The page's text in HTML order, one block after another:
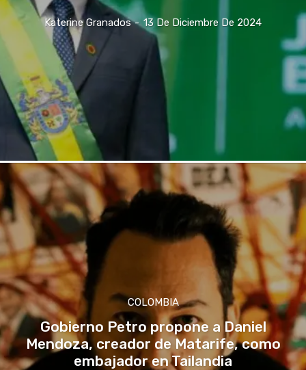
Katerine Granados - 13 De Diciembre De 2024
COLOMBIA
Gobierno Petro propone a Daniel
Mendoza, creador de Matarife, como
embajador en Tailandia